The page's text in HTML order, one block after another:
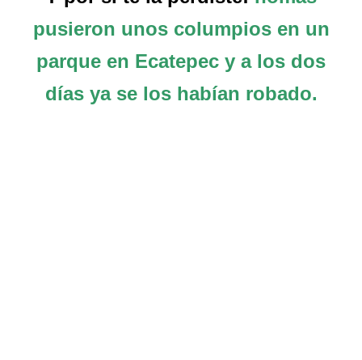
pusieron unos columpios en un
parque en Ecatepec y a los dos
días ya se los habían robado.